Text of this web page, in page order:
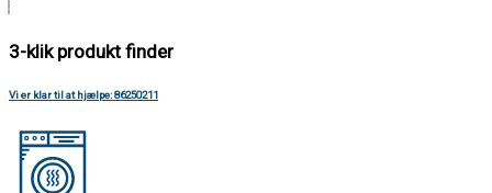
3-klik produkt finder
Vi er klar til at hjælpe: 86250211